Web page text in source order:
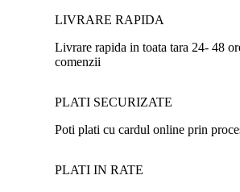
LIVRARE RAPIDA
Livrare rapida in toata tara 24- 48
comenzii
PLATI SECURIZATE
Poti plati cu cardul online prin
PLATI IN RATE